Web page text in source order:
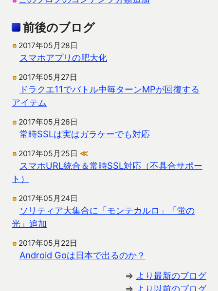
前後のブログ
2017年05月28日
スマホアプリの肥大化
2017年05月27日
ドラクエ11でバトル中毎ターンMPが回復する
アイテム
2017年05月26日
常時SSLは実はガラケーでも対応
2017年05月25日 ≪
スマホURL統合＆常時SSL対応（不具合サポー
ト）
2017年05月24日
ソリティア大集合に「モンテカルロ」「蛍の
光」追加
2017年05月22日
Android Goは日本で出るのか？
⇒ より最新のブログ
⇒ より以前のブログ